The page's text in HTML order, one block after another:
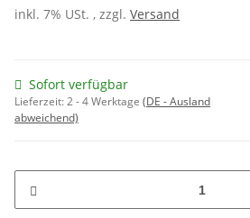
inkl. 7% USt. , zzgl. Versand
Sofort verfügbar
Lieferzeit:2 - 4 Werktage (DE - Ausland
abweichend)